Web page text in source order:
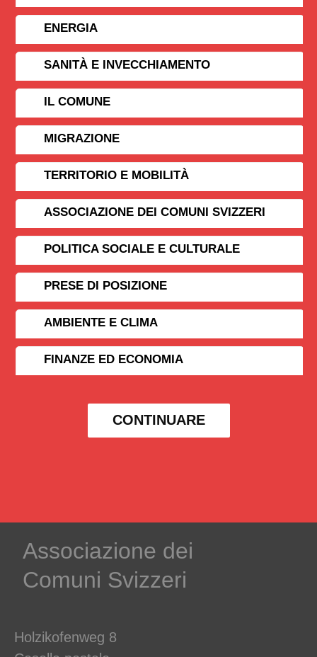
ENERGIA
SANITÀ E INVECCHIAMENTO
IL COMUNE
MIGRAZIONE
TERRITORIO E MOBILITÀ
ASSOCIAZIONE DEI COMUNI SVIZZERI
POLITICA SOCIALE E CULTURALE
PRESE DI POSIZIONE
AMBIENTE E CLIMA
FINANZE ED ECONOMIA
CONTINUARE
Associazione dei
Comuni Svizzeri
Holzikofenweg 8